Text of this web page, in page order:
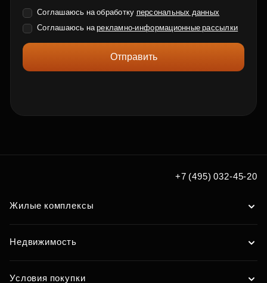
Соглашаюсь на обработку персональных данных
Соглашаюсь нарекламно-информационные рассылки
Отправить
+7 (495) 032-45-20
Жилые комплексы
Недвижимость
Условия покупки